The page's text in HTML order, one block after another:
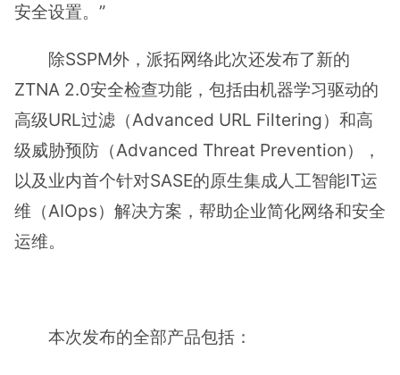
安全设置。”
除SSPM外，派拓网络此次还发布了新的
ZTNA 2.0安全检查功能，包括由机器学习驱动的
高级URL过滤（Advanced URL Filtering）和高
级威胁预防（Advanced Threat Prevention），
以及业内首个针对SASE的原生集成人工智能IT运
维（AIOps）解决方案，帮助企业简化网络和安全
运维。
本次发布的全部产品包括：